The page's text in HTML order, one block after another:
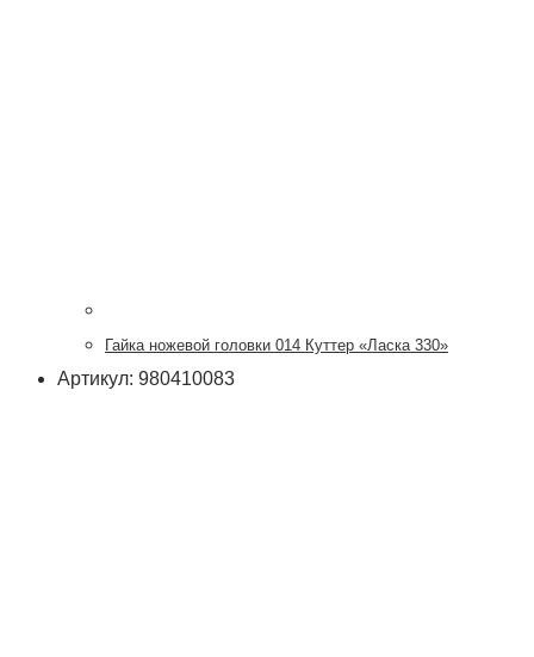
Гайка ножевой головки 014 Куттер «Ласка 330»
Артикул: 980410083